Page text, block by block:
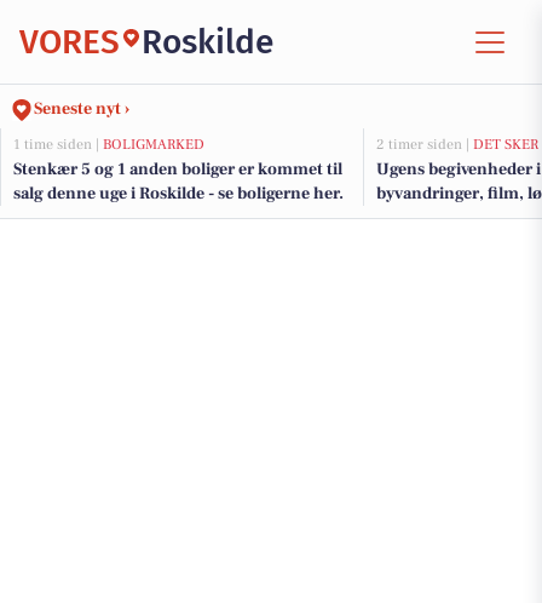
VORES Roskilde
Seneste nyt ›
1 time siden | BOLIGMARKED
Stenkær 5 og 1 anden boliger er kommet til
salg denne uge i Roskilde - se boligerne her.
2 timer siden | DET SKER
Ugens begivenheder
byvandringer, film,